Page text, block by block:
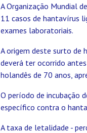
A Organização Mundial
11 casos de hantavírus
exames laboratoriais.
A origem deste surto de
deverá ter ocorrido
holandês de 70 anos,
O período de incubação
específico contra o
A taxa de letalidade -